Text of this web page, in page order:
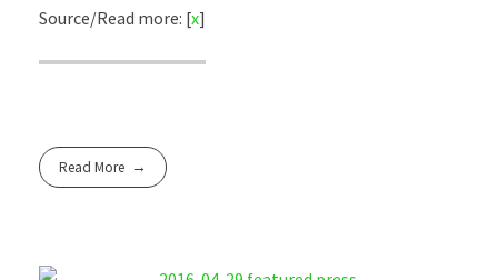
Source/Read more: [x]
Read More